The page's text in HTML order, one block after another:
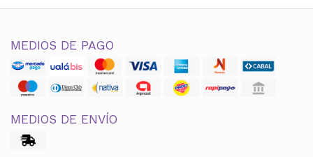
MEDIOS DE PAGO
MEDIOS DE ENVÍO